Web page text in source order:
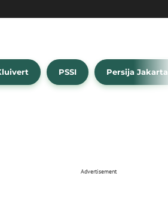
PSSI Persija Jakarta
Advertisement